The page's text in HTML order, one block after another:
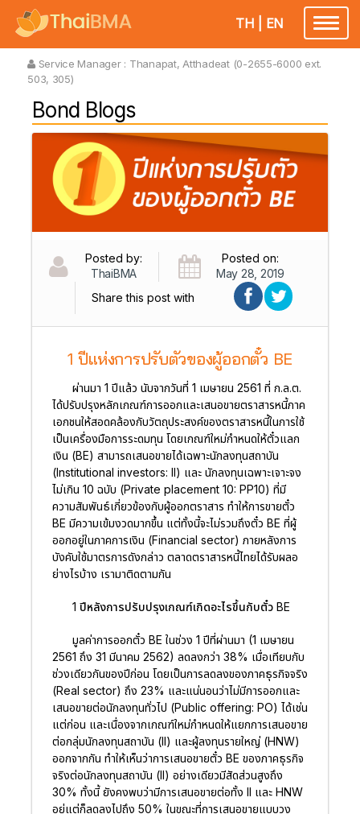
TH EN
Service Manager : Thanapat, Atthadeat (0-2655-6000 ext.
503, 305)
Bond Blogs
Posted by:
ThaiBMA
Posted on:
May 28, 2019
Share this post with
1 ปีแห่งการปรับตัวของผู้ออกตั๋ว BE
ผ่านมา 1 ปีแล้ว นับจากวันที่ 1 เมษายน 2561 ที่ ก.ล.ต.
ได้ปรับปรุงหลักเกณฑ์การออกและเสนอขายตราสารหนี้ภาค
เอกชนให้สอดคล้องกับวัตถุประสงค์ของตราสารหนี้ในการใช้
เป็นเครื่องมือการระดมทุน โดยเกณฑ์ใหม่กำหนดให้ตั๋วแลก
เงิน (BE) สามารถเสนอขายได้เฉพาะนักลงทุนสถาบัน
(Institutional investors: II) และ นักลงทุนเฉพาะเจาะจง
ไม่เกิน 10 ฉบับ (Private placement 10: PP10) ที่มี
ความสัมพันธ์เกี่ยวข้องกับผู้ออกตราสาร ทำให้การขายตั๋ว
BE มีความเข้มงวดมากขึ้น แต่ทั้งนี้จะไม่รวมถึงตั๋ว BE ที่ผู้
ออกอยู่ในภาคการเงิน (Financial sector) ภายหลังการ
บังคับใช้มาตรการดังกล่าว ตลาดตราสารหนี้ไทยได้รับผลอ
ย่างไรบ้าง เรามาติดตามกัน
1 ปีหลังการปรับปรุงเกณฑ์เกิดอะไรขึ้นกับตั๋ว BE
มูลค่าการออกตั๋ว BE ในช่วง 1 ปีที่ผ่านมา (1 เมษายน
2561 ถึง 31 มีนาคม 2562) ลดลงกว่า 38% เมื่อเทียบกับ
ช่วงเดียวกันของปีก่อน โดยเป็นการลดลงของภาคธุรกิจจริง
(Real sector) ถึง 23% และแน่นอนว่าไม่มีการออกและ
เสนอขายต่อนักลงทุนทั่วไป (Public offering: PO) ได้เช่น
แต่ก่อน และเนื่องจากเกณฑ์ใหม่กำหนดให้แยกการเสนอขาย
ต่อกลุ่มนักลงทุนสถาบัน (II) และผู้ลงทุนรายใหญ่ (HNW)
ออกจากกัน ทำให้เห็นว่าการเสนอขายตั๋ว BE ของภาคธุรกิจ
จริงต่อนักลงทุนสถาบัน (II) อย่างเดียวมีสัดส่วนสูงถึง
30% ทั้งนี้ ยังคงพบว่ามีการเสนอขายต่อทั้ง II และ HNW
อยู่แต่ก็ลดลงไปถึง 50% ในขณะที่การเสนอขายแบบวง